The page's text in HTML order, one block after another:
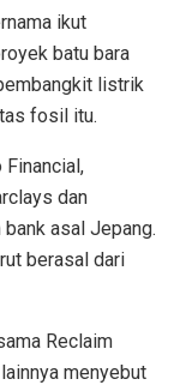
ikut
batu bara
listrik
fosil itu.
dan
asal Jepang.
berasal dari
Reclaim
menyebut